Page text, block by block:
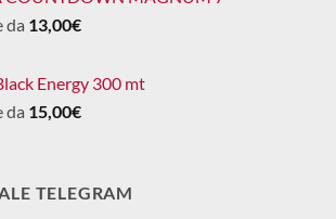
da 13,00€
Energy 300 mt
da 15,00€
TELEGRAM